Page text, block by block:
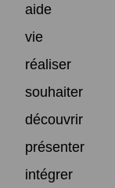
aide
vie
réaliser
souhaiter
découvrir
présenter
intégrer